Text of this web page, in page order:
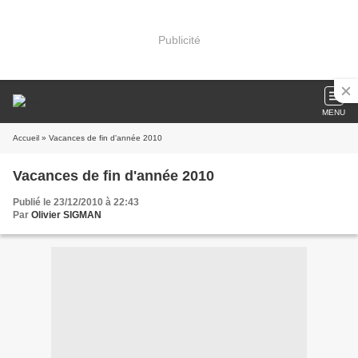
Publicité
MENU
Accueil » Vacances de fin d'année 2010
Vacances de fin d'année 2010
Publié le 23/12/2010 à 22:43
Par Olivier SIGMAN